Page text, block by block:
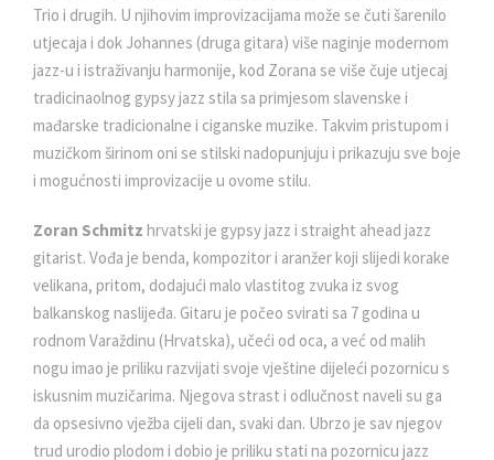
Trio i drugih. U njihovim improvizacijama može se čuti šarenilo
utjecaja i dok Johannes (druga gitara) više naginje modernom
jazz-u i istraživanju harmonije, kod Zorana se više čuje utjecaj
tradicinaolnog gypsy jazz stila sa primjesom slavenske i
mađarske tradicionalne i ciganske muzike. Takvim pristupom i
muzičkom širinom oni se stilski nadopunjuju i prikazuju sve boje
i mogućnosti improvizacije u ovome stilu.
Zoran Schmitz hrvatski je gypsy jazz i straight ahead jazz
gitarist. Vođa je benda, kompozitor i aranžer koji slijedi korake
velikana, pritom, dodajući malo vlastitog zvuka iz svog
balkanskog naslijeđa. Gitaru je počeo svirati sa 7 godina u
rodnom Varaždinu (Hrvatska), učeći od oca, a već od malih
nogu imao je priliku razvijati svoje vještine dijeleći pozornicu s
iskusnim muzičarima. Njegova strast i odlučnost naveli su ga
da opsesivno vježba cijeli dan, svaki dan. Ubrzo je sav njegov
trud urodio plodom i dobio je priliku stati na pozornicu jazz